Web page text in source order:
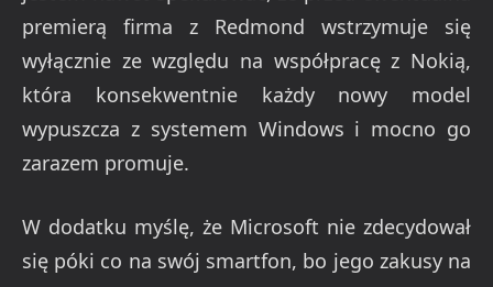
premierą firma z Redmond wstrzymuje się
wyłącznie ze względu na współpracę z Nokią,
która konsekwentnie każdy nowy model
wypuszcza z systemem Windows i mocno go
zarazem promuje.
W dodatku myślę, że Microsoft nie zdecydował
się póki co na swój smartfon, bo jego zakusy na